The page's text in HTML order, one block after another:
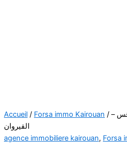
Accueil / Forsa immo Kairouan / علوي مستقل للبيع بنهج صفاقس –
القيروان
agence immobiliere kairouan, Forsa